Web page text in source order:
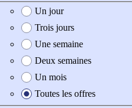
Date de création de l'offre
Un jour
Trois jours
Une semaine
Deux semaines
Un mois
Toutes les offres